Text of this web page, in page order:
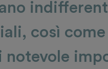
così come